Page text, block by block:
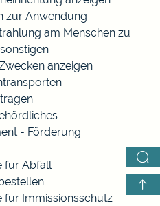
zur Anwendung
am Menschen zu
anzeigen
-
- Förderung
für Abfall
für Immissionsschutz